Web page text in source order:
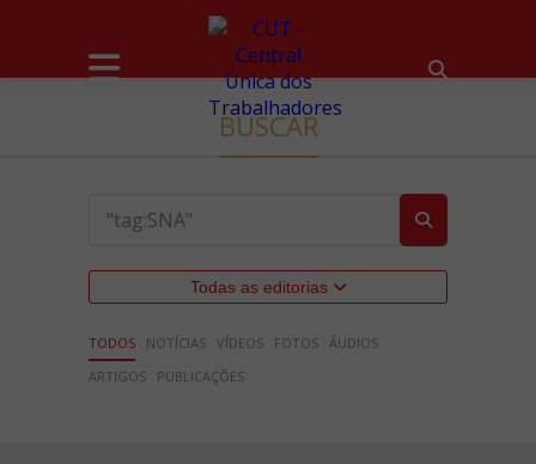
BUSCAR
Todas as editorias
TODOS NOTÍCIAS VÍDEOS FOTOS ÁUDIOS
ARTIGOS
PUBLICAÇÕES